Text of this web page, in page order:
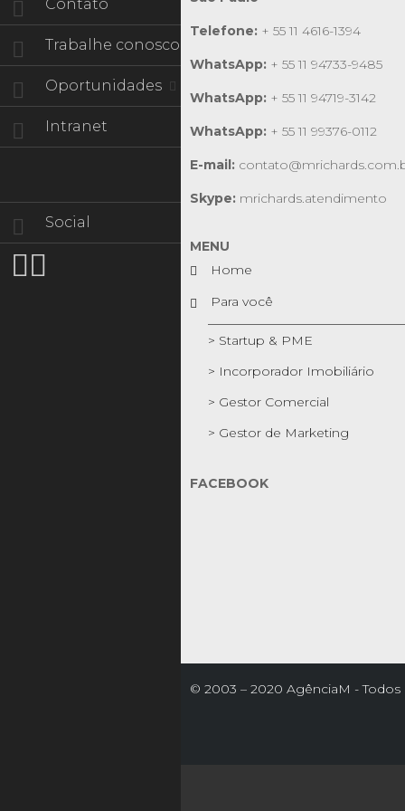
Contato
Trabalhe conosco
Oportunidades
Intranet
Social

Telefone: + 55 11 4616-1394
WhatsApp: + 55 11 94733-9485
WhatsApp: + 55 11 94719-3142
WhatsApp: + 55 11 99376-0112
E-mail:
Skype: mrichards.atendimento
MENU
Home
Para você
> Startup & PME
> Incorporador Imobiliário
> Gestor Comercial
> Gestor de Marketing
FACEBOOK
© 2003 – 2020 AgênciaM - Todos